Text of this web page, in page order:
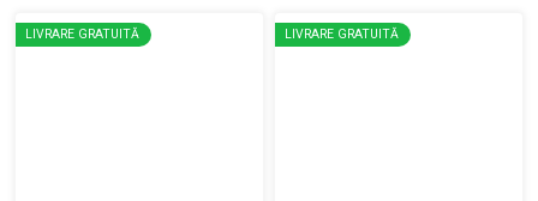
LIVRARE GRATUITĂ LIVRARE GRATUITĂ